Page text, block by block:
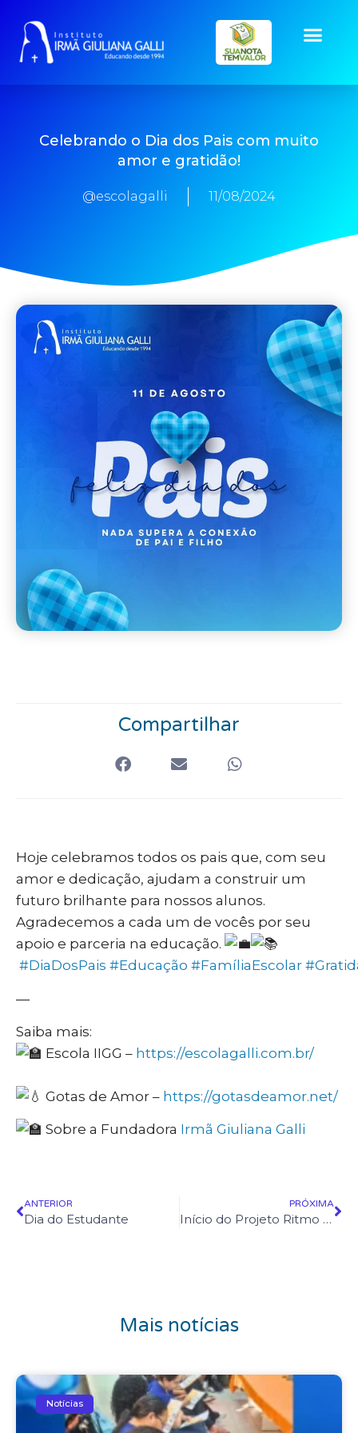
Celebrando o Dia dos Pais com muito
amor e gratidão!
@escolagalli 11/08/2024
Compartilhar
Hoje celebramos todos os pais que, com seu
amor e dedicação, ajudam a construir um
futuro brilhante para nossos alunos.
Agradecemos a cada um de vocês por seu
apoio e parceria na educação.
#DiaDosPais #Educação #FamíliaEscolar
—
Saiba mais:
Escola IIGG – https://escolagalli.com.br/
Gotas de Amor – https://gotasdeamor.net/
Sobre a Fundadora Irmã Giuliana Galli
ANTERIOR
Dia do Estudante
PRÓXIMA
Início do Projeto Ritmo de Mudança: Aulas de flautas para alunos do IIGG
Mais notícias
Notícias